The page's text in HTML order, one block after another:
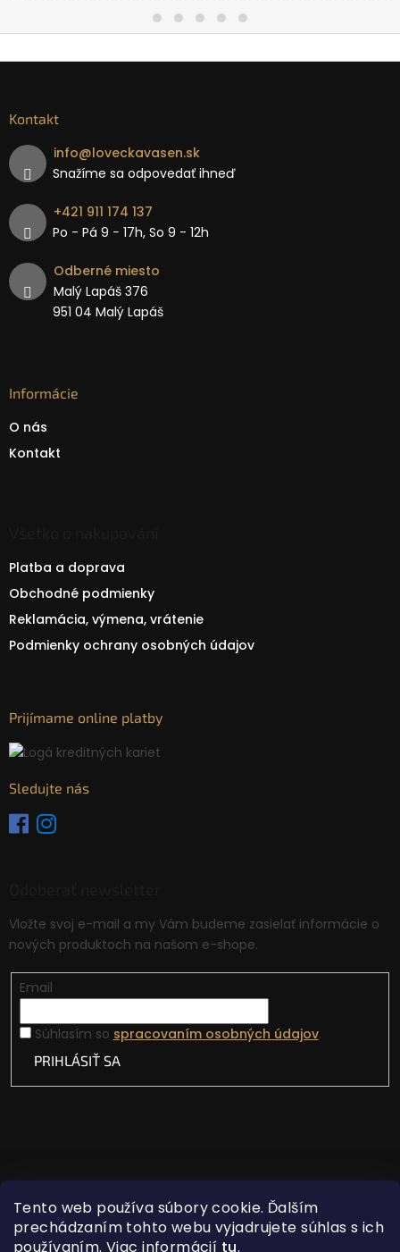
Tento web používa súbory cookie. Ďalším
prechádzaním tohto webu vyjadrujete súhlas s ich
používaním. Viac informácií tu.
Kontakt
info@loveckavasen.sk
Snažíme sa odpovedať ihneď
+421 911 174 137
Po - Pá 9 − 17h, So 9 - 12h
Odberné miesto
Malý Lapáš 376
951 04 Malý Lapáš
Informácie
O nás
Kontakt
Platba a doprava
Obchodné podmienky
Reklamácia, výmena, vrátenie
Podmienky ochrany osobných údajov
Prijímame online platby
Sledujte nás
Vložte svoj e-mail a my Vám budeme zasielať informácie o
nových produktoch na našom e-shope.
Email
Súhlasím so spracovaním osobných údajov.
PRIHLÁSIŤ SA